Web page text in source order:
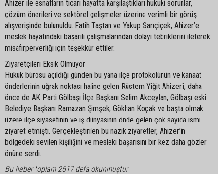
Ahizer ile esnafların ticari hayatta karşılaştıkları hukuki sorunlar,
çözüm önerileri ve sektörel gelişmeler üzerine verimli bir görüş
alışverişinde bulunuldu. Fatih Taştan ve Yakup Sarıçiçek, Ahizer’e
meslek hayatındaki başarılı çalışmalarından dolayı tebriklerini ileterek
misafirperverliği için teşekkür ettiler.
Ziyaretçileri Eksik Olmuyor
Hukuk bürosu açıldığı günden bu yana ilçe protokolünün ve kanaat
önderlerinin uğrak noktası haline gelen Rüstem Yiğit Ahizer’i, daha
önce de AK Parti Gölbaşı İlçe Başkanı Selim Akceylan, Gölbaşı eski
Belediye Başkanı Ramazan Şimşek, Gökhan Koçak ve başta olmak
üzere ilçe siyasetinin ve iş dünyasının önde gelen çok sayıda ismi
ziyaret etmişti. Gerçekleştirilen bu nazik ziyaretler, Ahizer’in
bölgedeki sevilen kişiliğini ve mesleki başarısını bir kez daha gözler
önüne serdi.
Bu haber toplam 2617 defa okunmuştur